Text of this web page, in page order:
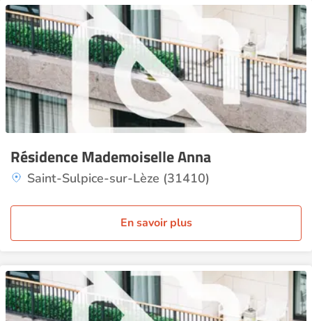
Résidence Mademoiselle Anna
Saint-Sulpice-sur-Lèze (31410)
En savoir plus